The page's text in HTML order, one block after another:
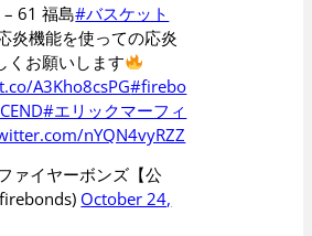
61 福島#バスケット
炎機能を使っての応炎
くお願いします
A3Kho8csPG#firebo
#エリックマーフィ
nYQN4vyRZZ
ァイヤーボンズ【公
October 24,